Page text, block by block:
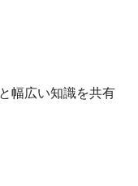
幅広い知識を共有